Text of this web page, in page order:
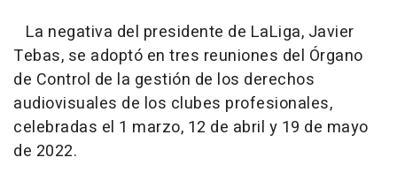
La negativa del presidente de LaLiga, Javier
Tebas, se adoptó en tres reuniones del Órgano
de Control de la gestión de los derechos
audiovisuales de los clubes profesionales,
celebradas el 1 marzo, 12 de abril y 19 de mayo
de 2022.